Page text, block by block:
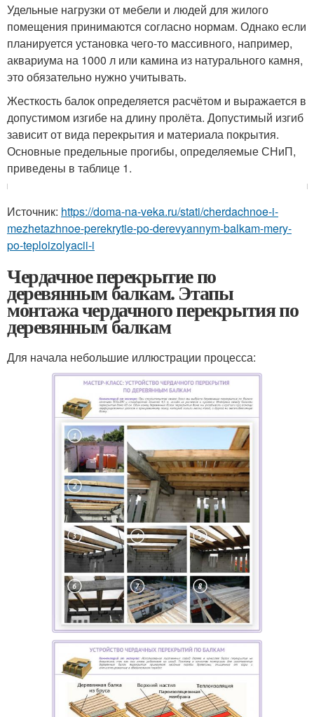
Удельные нагрузки от мебели и людей для жилого
помещения принимаются согласно нормам. Однако если
планируется установка чего-то массивного, например,
аквариума на 1000 л или камина из натурального камня,
это обязательно нужно учитывать.
Жесткость балок определяется расчётом и выражается в
допустимом изгибе на длину пролёта. Допустимый изгиб
зависит от вида перекрытия и материала покрытия.
Основные предельные прогибы, определяемые СНиП,
приведены в таблице 1.
Источник: https://doma-na-veka.ru/stati/cherdachnoe-i-
mezhetazhnoe-perekrytie-po-derevyannym-balkam-mery-
po-teploizolyacii-i
Чердачное перекрытие по
деревянным балкам. Этапы
монтажа чердачного перекрытия по
деревянным балкам
Для начала небольшие иллюстрации процесса: